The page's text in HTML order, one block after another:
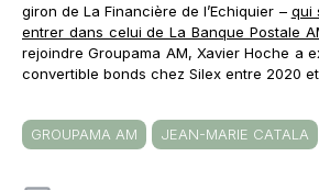
giron de La Financière de l’Echiquier – qui
entrer dans celui de La Banque Postale
rejoindre Groupama AM, Xavier Hoche a
convertible bonds chez Silex entre 2020 et
GROUPAMA AM JEAN-MARIE CATALA